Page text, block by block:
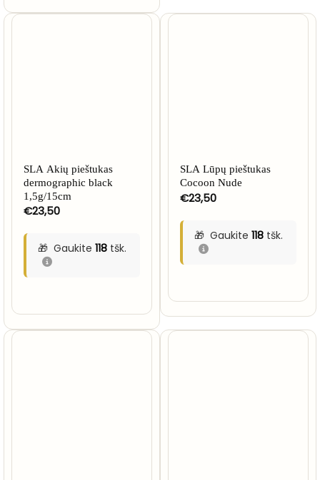
SLA Akių pieštukas
dermographic black
1,5g/15cm
€23,50
Gaukite 118tšk.
SLA Lūpų pieštukas
Cocoon Nude
€23,50
Gaukite 118tšk.